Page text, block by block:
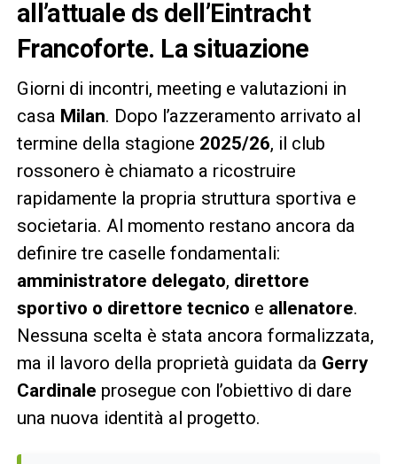
all’attuale ds dell’Eintracht
Francoforte. La situazione
Giorni di incontri, meeting e valutazioni in
casa Milan. Dopo l’azzeramento arrivato al
termine della stagione 2025/26, il club
rossonero è chiamato a ricostruire
rapidamente la propria struttura sportiva e
societaria. Al momento restano ancora da
definire tre caselle fondamentali:
amministratore delegato, direttore
sportivo o direttore tecnico e allenatore.
Nessuna scelta è stata ancora formalizzata,
ma il lavoro della proprietà guidata da Gerry
Cardinale prosegue con l’obiettivo di dare
una nuova identità al progetto.